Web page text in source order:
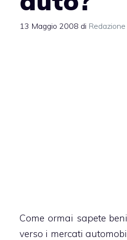
13 Maggio 2008 di Redazione
Come ormai sapete
verso i mercati